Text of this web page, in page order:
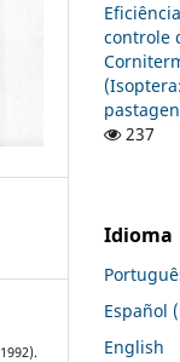
controle
237
Idioma
Español
English